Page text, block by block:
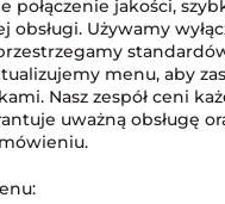
połączenie jakości,
obsługi. Używamy
menu, aby
Nasz zespół ceni
uważną obsługę